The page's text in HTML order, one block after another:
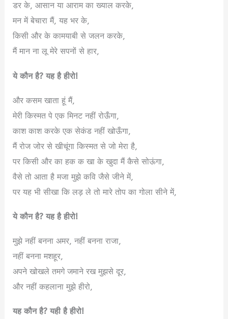
डर के, आसान या आराम का ख्याल करके,
मन में बेचारा मैं, यह भर के,
किसी और के कामयाबी से जलन करके,
मैं मान ना लू मेरे सपनों से हार,
ये कौन है? यह है हीरो!
और कसम खाता हूं मैं,
मेरी किस्मत पे एक मिनट नहीं रोऊँगा,
काश काश करके एक सेकंड नहीं खोऊँगा,
मैं रोज जोर से खीचूंगा किस्मत से जो मेरा है,
पर किसी और का हक क खा के खुदा मैं कैसे सोऊंगा,
वैसे तो आता है मजा मुझे कवि जैसे जीने में,
पर यह भी सीखा कि लड़ ले तो मारे तोप का गोला सीने में,
ये कौन है? यह है हीरो!
मुझे नहीं बनना अमर, नहीं बनना राजा,
नहीं बनना मशहूर,
अपने खोखले तमगे जमाने रख मुझसे दूर,
और नहीं कहलाना मुझे हीरो,
यह कौन है? यही है हीरो!